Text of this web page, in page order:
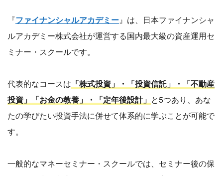
『ファイナンシャルアカデミー』は、日本ファイナンシャ
ルアカデミー株式会社が運営する国内最大級の資産運用セ
ミナー・スクールです。
代表的なコースは 「株式投資」・「投資信託」・「不動産
投資」「お金の教養」・「定年後設計」 と5つあり、あな
たの学びたい投資手法に併せて体系的に学ぶことが可能で
す。
一般的なマネーセミナー・スクールでは、セミナー後の保